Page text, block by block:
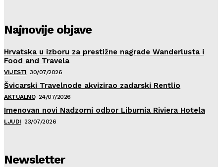
Najnovije objave
Hrvatska u izboru za prestižne nagrade Wanderlusta i
Food and Travela
VIJESTI 30/07/2026
Švicarski Travelnode akvizirao zadarski Rentlio
AKTUALNO 24/07/2026
Imenovan novi Nadzorni odbor Liburnia Riviera Hotela
LJUDI 23/07/2026
Newsletter